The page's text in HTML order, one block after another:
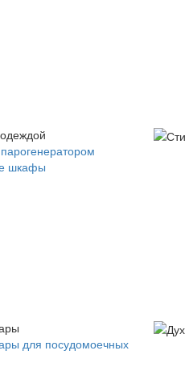
шкафы
для посудомоечных